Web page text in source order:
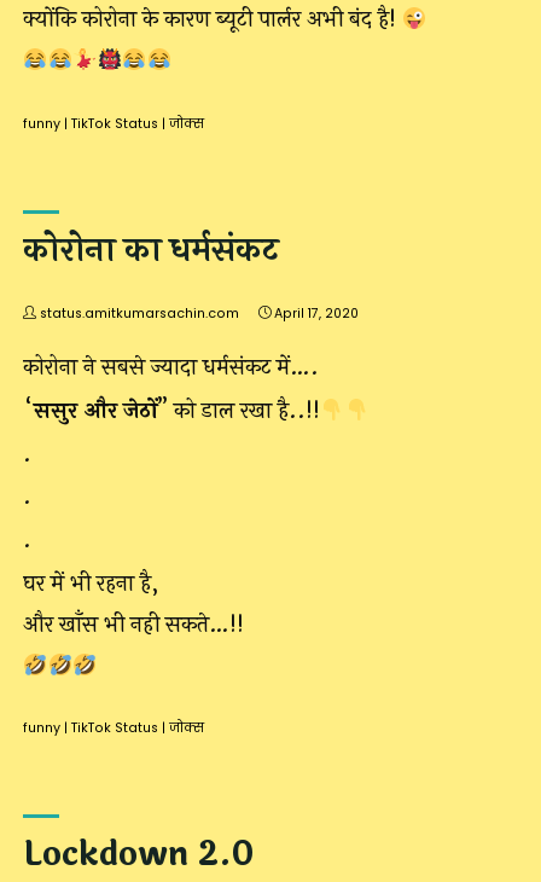
क्योंकि कोरोना के कारण ब्यूटी पार्लर अभी बंद है!
funny | TikTok Status | जोक्स
कोरोना का धर्मसंकट
status.amitkumarsachin.com April 17, 2020
कोरोना ने सबसे ज्यादा धर्मसंकट में….
“ससुर और जेठों” को डाल रखा है..!!
.
.
.
घर में भी रहना है,
और खाँस भी नही सकते…!!
funny | TikTok Status | जोक्स
Lockdown 2.0